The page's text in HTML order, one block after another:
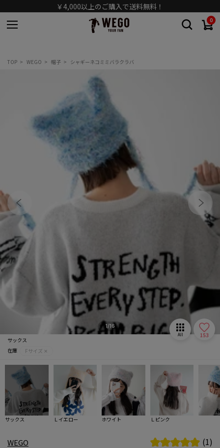
￥4,000以上のご購入で送料無料！
0
TOP WEGO 帽子 シャギーネコミミバラクラバ
All 153
1/16
サックス
在庫
Fサイズ ✕
サックス Ｌイエロー ホワイト Ｌピンク
WEGO (1)